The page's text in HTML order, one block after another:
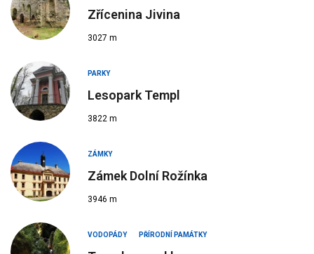
Zřícenina Jivina
3027 m
PARKY
Lesopark Templ
3822 m
ZÁMKY
Zámek Dolní Rožínka
3946 m
VODOPÁDY PŘÍRODNÍ PAMÁTKY